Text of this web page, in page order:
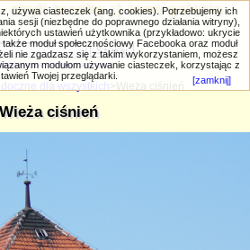
czyli trochę ;) inna galeria
zaawansowane
dla wszystkich >Wieża ciśnień
Wieża ciśnień
używa ciasteczek (ang. cookies). Potrzebujemy ich
sesji (niezbędne do poprawnego działania witryny),
ustawień użytkownika (przykładowo: ukrycie
moduł społecznościowy Facebooka oraz moduł
nie zgadzasz się z takim wykorzystaniem, możesz
modułom używanie ciasteczek, korzystając z
Twojej przeglądarki.
[zamknij]